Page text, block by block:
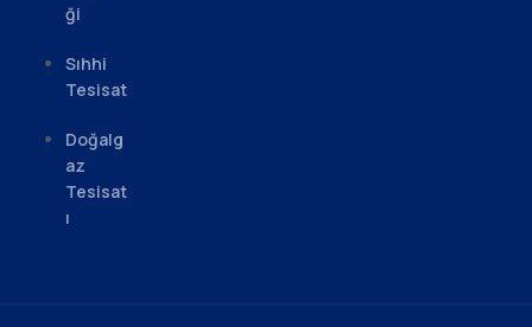
ği
Sıhhi
Tesisat
Doğalg
az
Tesisat
ı